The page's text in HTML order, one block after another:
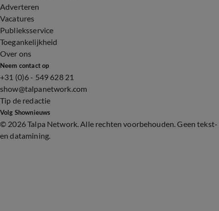
Adverteren
Vacatures
Publieksservice
Toegankelijkheid
Over ons
Neem contact op
+31 (0)6 - 549 628 21
show@talpanetwork.com
Tip de redactie
Volg Shownieuws
© 2026 Talpa Network. Alle rechten voorbehouden. Geen tekst-
en datamining.